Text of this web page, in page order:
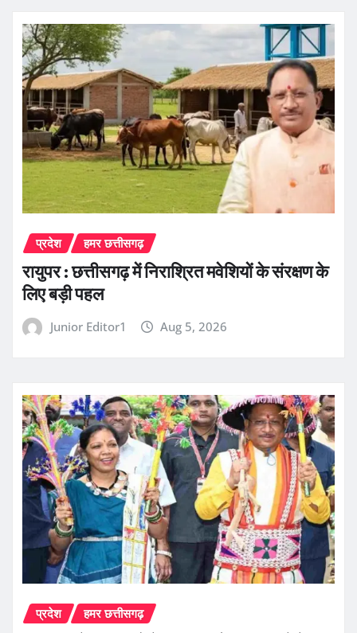
प्रदेश हमर छत्तीसगढ़
रायुपर : छत्तीसगढ़ में निराश्रित मवेशियों के संरक्षण के
लिए बड़ी पहल
Junior Editor1 Aug 5, 2026
प्रदेश हमर छत्तीसगढ़